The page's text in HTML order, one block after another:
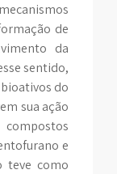
de
da
sentido,
do
sua ação
e
teve como